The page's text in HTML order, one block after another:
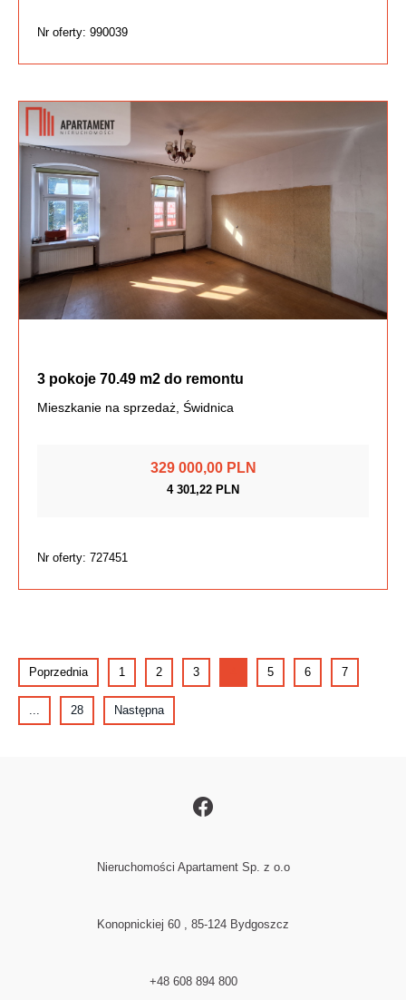
Nr oferty: 990039
3 pokoje 70.49 m2 do remontu
Mieszkanie na sprzedaż, Świdnica
329 000,00 PLN
4 301,22 PLN
Nr oferty: 727451
Poprzednia 1 2 3 5 6 7
... 28 Następna
Nieruchomości Apartament Sp. z o.o
Konopnickiej 60 , 85-124 Bydgoszcz
+48 608 894 800